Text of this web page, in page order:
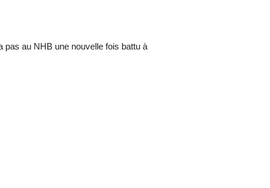
pas au NHB une nouvelle fois battu à